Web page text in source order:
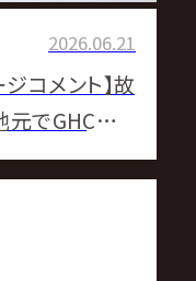
2026.06.21
コメント】故
でGHCジュ
「まだまだ俺
者・征矢が地
Eitaの凱旋
ー挑戦へ遠